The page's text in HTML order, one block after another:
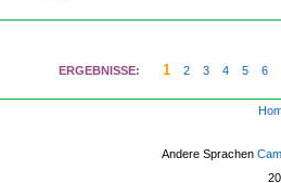
ERGEBNISSE: 1 2 3 4 5 6
Andere Sprachen